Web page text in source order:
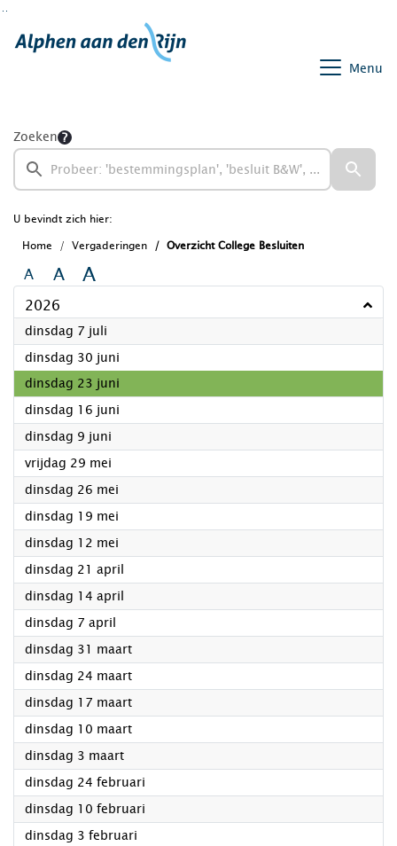
Ga naar de inhoud van deze pagina
Menu
Zoeken
U bevindt zich hier:
Home
Vergaderingen Overzicht College Besluiten
A A A
2026
dinsdag 7 juli
dinsdag 30 juni
dinsdag 23 juni
dinsdag 16 juni
dinsdag 9 juni
vrijdag 29 mei
dinsdag 26 mei
dinsdag 19 mei
dinsdag 12 mei
dinsdag 21 april
dinsdag 14 april
dinsdag 7 april
dinsdag 31 maart2026
dinsdag 24 maart2026
dinsdag 17 maart2026
dinsdag 10 maart2026
dinsdag 3 maart2026
dinsdag 24 februari
dinsdag 10 februari
dinsdag 3 februari